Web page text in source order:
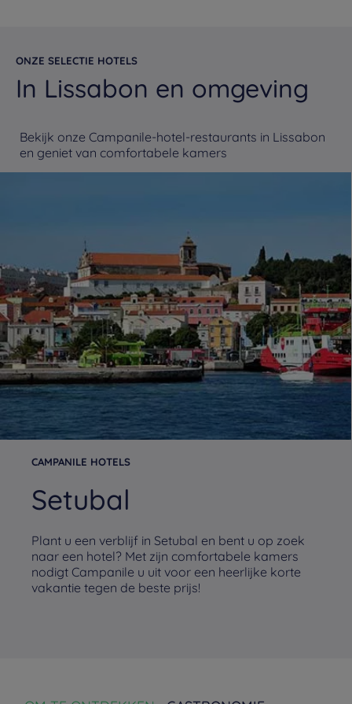
ONZE SELECTIE HOTELS
In Lissabon en omgeving
Bekijk onze Campanile-hotel-restaurants in Lissabon
en geniet van comfortabele kamers
CAMPANILE HOTELS
Setubal
Plant u een verblijf in Setubal en bent u op zoek
naar een hotel? Met zijn comfortabele kamers
nodigt Campanile u uit voor een heerlijke korte
vakantie tegen de beste prijs!